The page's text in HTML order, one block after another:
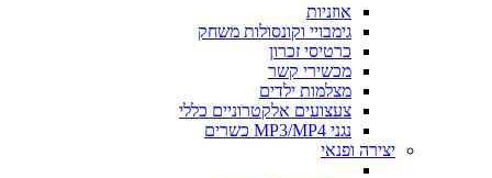
אוזניות
גימבויי וקונסולות משחק
כרטיסי זכרון
מכשירי קשר
מצלמות ילדים
צעצועים אלקטרוניים כללי
נגני MP3/MP4 כשרים
יצירה ופנאי